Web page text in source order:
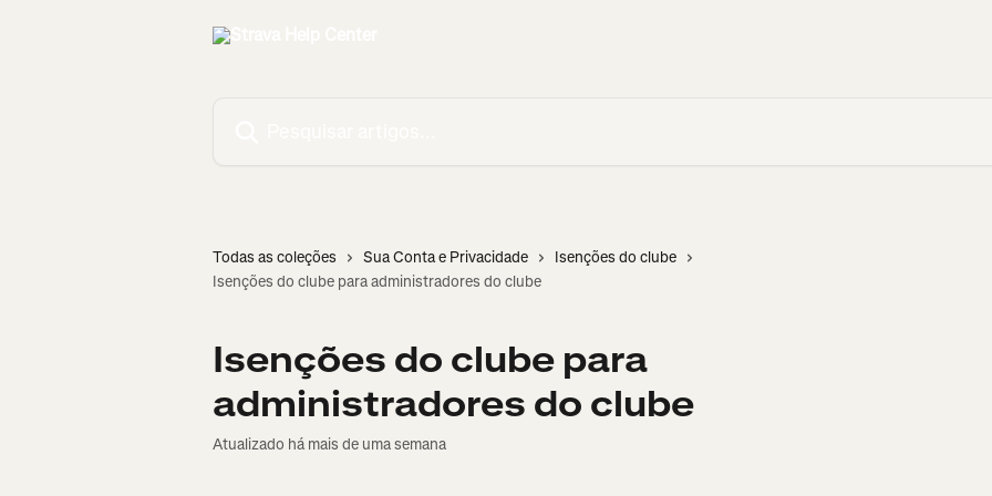
Todas as coleções Sua Conta e Privacidade
Isenções do clube
Isenções do clube para administradores do clube
Isenções do clube para
administradores do clube
Atualizado há mais de uma semana